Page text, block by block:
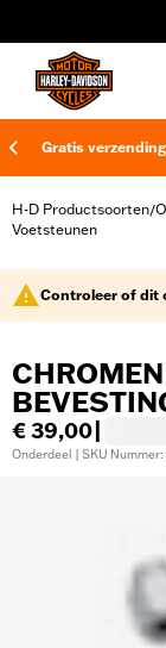
Gratis
H-D Productsoorten/
Voetsteunen
Controleer of dit
€ 39,00
Onderdeel | SKU Nummer: